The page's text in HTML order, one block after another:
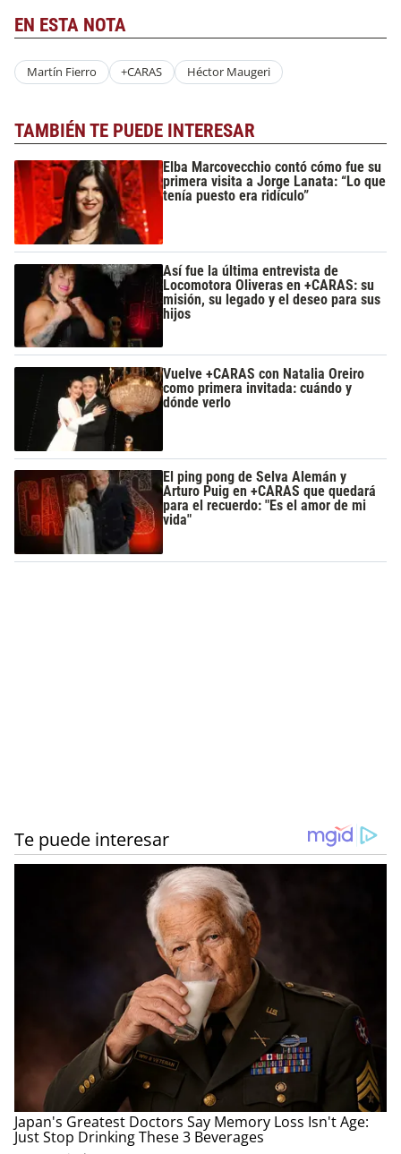
EN ESTA NOTA
Martín Fierro +CARAS Héctor Maugeri
TAMBIÉN TE PUEDE INTERESAR
Elba Marcovecchio contó cómo fue su
primera visita a Jorge Lanata: “Lo que
tenía puesto era ridículo”
Así fue la última entrevista de
Locomotora Oliveras en +CARAS: su
misión, su legado y el deseo para sus
hijos
Vuelve +CARAS con Natalia Oreiro
como primera invitada: cuándo y
dónde verlo
El ping pong de Selva Alemán y
Arturo Puig en +CARAS que quedará
para el recuerdo: "Es el amor de mi
vida"